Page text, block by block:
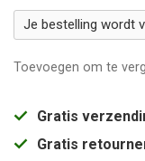
Je bestelling wordt
Toevoegen om te
Gratis
Gratis